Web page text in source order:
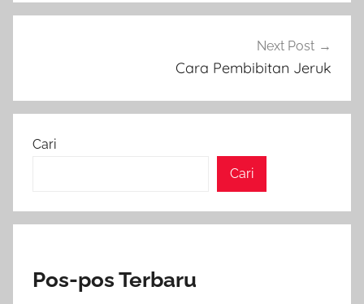
Next Post
Cara Pembibitan Jeruk
Cari
Cari
Pos-pos Terbaru